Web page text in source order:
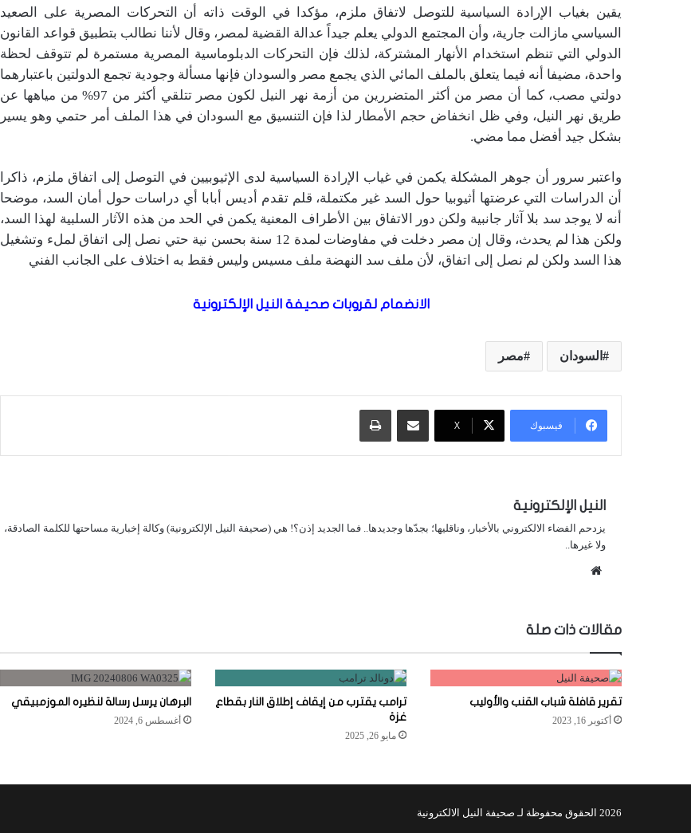
يقين بغياب الإرادة السياسية للتوصل لاتفاق ملزم، مؤكدا في الوقت ذاته أن التحركات المصرية على الصعيد
السياسي مازالت جارية، وأن المجتمع الدولي يعلم جيداً عدالة القضية لمصر، وقال لأننا نطالب بتطبيق قواعد القانون
الدولي التي تنظم استخدام الأنهار المشتركة، لذلك فإن التحركات الدبلوماسية المصرية مستمرة لم تتوقف لحظة
واحدة، مضيفا أنه فيما يتعلق بالملف المائي الذي يجمع مصر والسودان فإنها مسألة وجودية تجمع الدولتين باعتبارهما
دولتي مصب، كما أن مصر من أكثر المتضررين من أزمة نهر النيل لكون مصر تتلقي أكثر من 97% من مياهها عن
طريق نهر النيل، وفي ظل انخفاض حجم الأمطار لذا فإن التنسيق مع السودان في هذا الملف أمر حتمي وهو يسير
بشكل جيد أفضل مما مضي.
واعتبر سرور أن جوهر المشكلة يكمن في غياب الإرادة السياسية لدى الإثيوبيين في التوصل إلى اتفاق ملزم، ذاكرا
أن الدراسات التي عرضتها أثيوبيا حول السد غير مكتملة، قلم تقدم أديس أبابا أي دراسات حول أمان السد، موضحا
أنه لا يوجد سد بلا آثار جانبية ولكن دور الاتفاق بين الأطراف المعنية يكمن في الحد من هذه الآثار السلبية لهذا السد،
ولكن هذا لم يحدث، وقال إن مصر دخلت في مفاوضات لمدة 12 سنة بحسن نية حتي نصل إلى اتفاق لملء وتشغيل
هذا السد ولكن لم نصل إلى اتفاق، لأن ملف سد النهضة ملف مسيس وليس فقط به اختلاف على الجانب الفني
الانضمام لقروبات صحيفة النيل الإلكترونية
السودان مصر
فيسبوك X
مشاركة عبر البريد طباعة
النيل الإلكترونية
يزدحم الفضاء الالكتروني بالأخبار، وناقليها؛ بجدّها وجديدها.. فما الجديد إذن؟! هي (صحيفة النيل الإلكترونية) وكالة إخبارية مساحتها للكلمة الصادقة،
ولا غيرها..
مقالات ذات صلة
تقرير قافلة شباب القنب والأوليب
أكتوبر 16, 2023
ترامب يقترب من إيقاف إطلاق النار بقطاع
غزة
مايو 26, 2025
البرهان يرسل رسالة لنظيره الموزمبيقي
أغسطس 6, 2024
2026 الحقوق محفوظة لـ صحيفة النيل الالكترونية